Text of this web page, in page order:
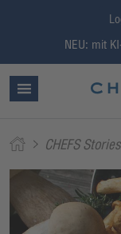
NEU: mit
CHEFS Stories